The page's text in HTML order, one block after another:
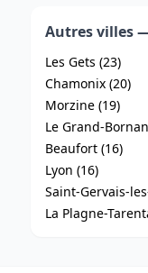
Autres villes
Les Gets (23)
Chamonix (20)
Morzine (19)
Le Grand-
Beaufort (16)
Lyon (16)
Saint-Gervais-
La Plagne-